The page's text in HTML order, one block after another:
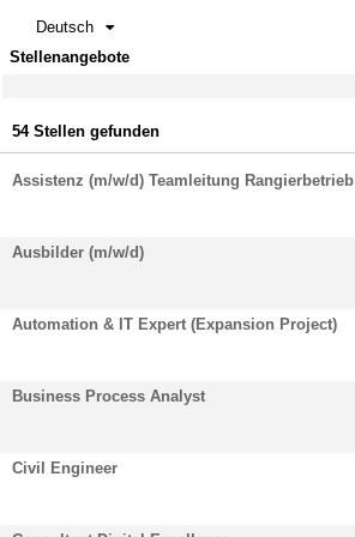
Deutsch
Stellenangebote
54 Stellen gefunden
Assistenz (m/w/d) Teamleitung Rangierbetrieb
Ausbilder (m/w/d)
Automation & IT Expert (Expansion Project)
Business Process Analyst
Civil Engineer